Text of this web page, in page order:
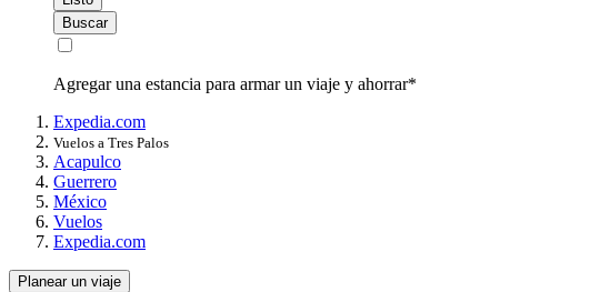
Buscar
Agregar una estancia para armar un viaje y ahorrar*
Expedia.com
Vuelos a Tres Palos
Acapulco
Guerrero
México
Vuelos
Expedia.com
Planear un viaje